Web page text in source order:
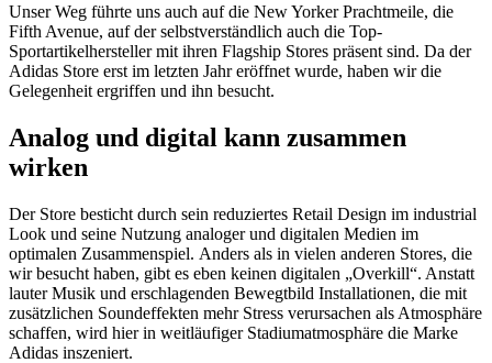
Unser Weg führte uns auch auf die New Yorker Prachtmeile, die
Fifth Avenue, auf der selbstverständlich auch die Top-
Sportartikelhersteller mit ihren Flagship Stores präsent sind. Da der
Adidas Store erst im letzten Jahr eröffnet wurde, haben wir die
Gelegenheit ergriffen und ihn besucht.
Analog und digital kann zusammen
wirken
Der Store besticht durch sein reduziertes Retail Design im industrial
Look und seine Nutzung analoger und digitalen Medien im
optimalen Zusammenspiel. Anders als in vielen anderen Stores, die
wir besucht haben, gibt es eben keinen digitalen „Overkill“. Anstatt
lauter Musik und erschlagenden Bewegtbild Installationen, die mit
zusätzlichen Soundeffekten mehr Stress verursachen als Atmosphäre
schaffen, wird hier in weitläufiger Stadiumatmosphäre die Marke
Adidas inszeniert.